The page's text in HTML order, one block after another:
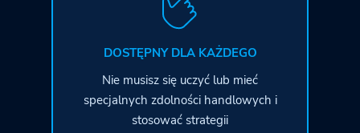
DOSTĘPNY DLA KAŻDEGO
Nie musisz się uczyć lub mieć
specjalnych zdolności handlowych i
stosować strategii